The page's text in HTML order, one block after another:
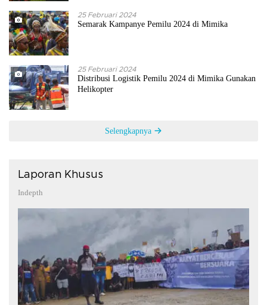
25 Februari 2024
Semarak Kampanye Pemilu 2024 di Mimika
25 Februari 2024
Distribusi Logistik Pemilu 2024 di Mimika Gunakan
Helikopter
Selengkapnya
Laporan Khusus
Indepth